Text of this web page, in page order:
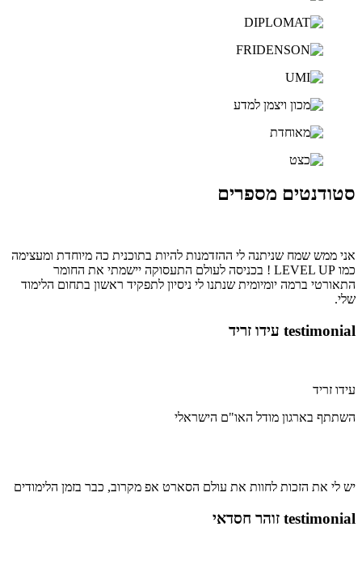
סטודנטים מספרים
אני ממש שמח שניתנה לי ההזדמנות להיות בתוכנית כה מיוחדת ומעצימה
כמו LEVEL UP ! בכניסה לעולם התעסוקה יישמתי את החומר
התאורטי ברמה יומיומית שנתנו לי ניסיון לתפקיד ראשון בתחום הלימוד
שלי.
testimonial עידו זריד
עידו זריד
השתתף בארגון מודל האו"ם הישראלי
יש לי את הזכות לחוות את עולם הסארט אפ מקרוב, כבר בזמן הלימודים
testimonial זוהר חסדאי